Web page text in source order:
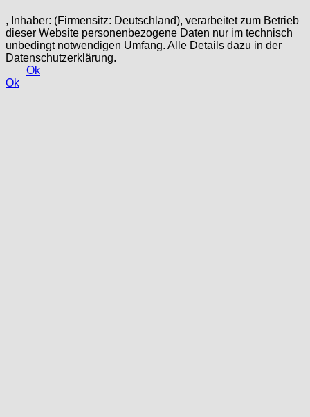
, Inhaber: (Firmensitz: Deutschland), verarbeitet zum Betrieb
dieser Website personenbezogene Daten nur im technisch
unbedingt notwendigen Umfang. Alle Details dazu in der
Datenschutzerklärung.
Ok
Ok